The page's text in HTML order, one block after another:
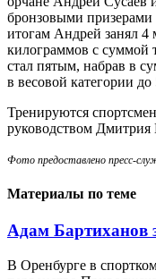
бронзовыми
итогам Андрей занял 4
килограммов с суммой
стал пятым, набрав в
в весовой категории
Тренируются
руководством Дмитрия
Фото предоставлено пресс-
Материалы по теме
Адам Бартиханов
В Оренбурге в